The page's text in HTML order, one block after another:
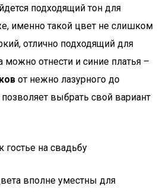
подходящий тон для
именно такой цвет не слишком
отлично подходящий для
отнести и синие платья –
от нежно лазурного до
выбрать свой вариант
гостье на свадьбу
вполне уместны для